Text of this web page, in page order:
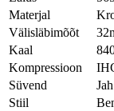
Materjal
Välisläbimõõt
Kaal
Kompressioon
Süvend
Jah
Stiil